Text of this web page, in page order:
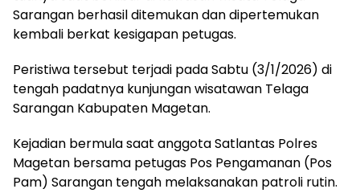
Sarangan berhasil ditemukan dan dipertemukan
kembali berkat kesigapan petugas.
Peristiwa tersebut terjadi pada Sabtu (3/1/2026) di
tengah padatnya kunjungan wisatawan Telaga
Sarangan Kabupaten Magetan.
Kejadian bermula saat anggota Satlantas Polres
Magetan bersama petugas Pos Pengamanan (Pos
Pam) Sarangan tengah melaksanakan patroli rutin.